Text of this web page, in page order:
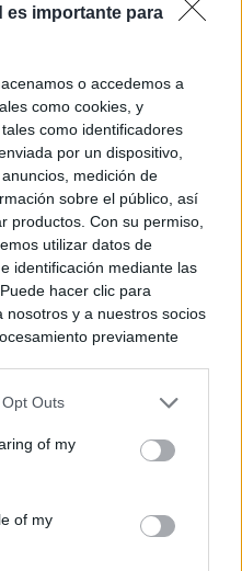
es importante para
o accedemos a
como cookies, y
como identificadores
por un dispositivo,
medición de
sobre el público, así
productos. Con su permiso,
utilizar datos de
identificación mediante las
hacer clic para
y a nuestros socios
previamente
en cuenta que algún
tiene el derecho de
preferencias se aplicarán
nuevo en este sitio web o
Outs
of my
of my